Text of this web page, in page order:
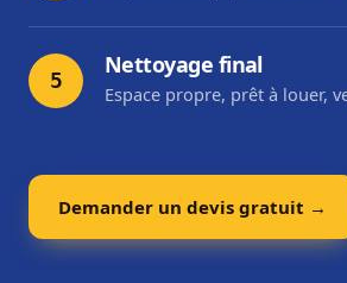
5
Nettoyage final
Espace propre, prêt à louer,
Demander un devis gratuit →